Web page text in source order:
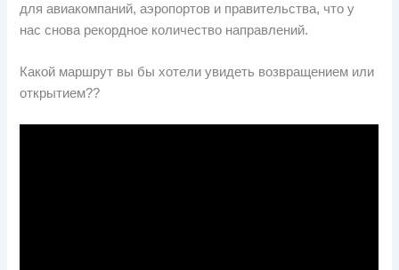
для авиакомпаний, аэропортов и правительства, что у
нас снова рекордное количество направлений.
Какой маршрут вы бы хотели увидеть возвращением или
открытием??